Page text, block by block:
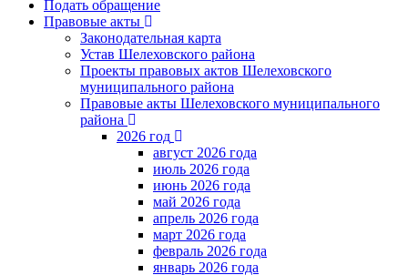
Подать обращение
Правовые акты
Законодательная карта
Устав Шелеховского района
Проекты правовых актов Шелеховского
муниципального района
Правовые акты Шелеховского муниципального
района
2026 год
август 2026 года
июль 2026 года
июнь 2026 года
май 2026 года
апрель 2026 года
март 2026 года
февраль 2026 года
январь 2026 года